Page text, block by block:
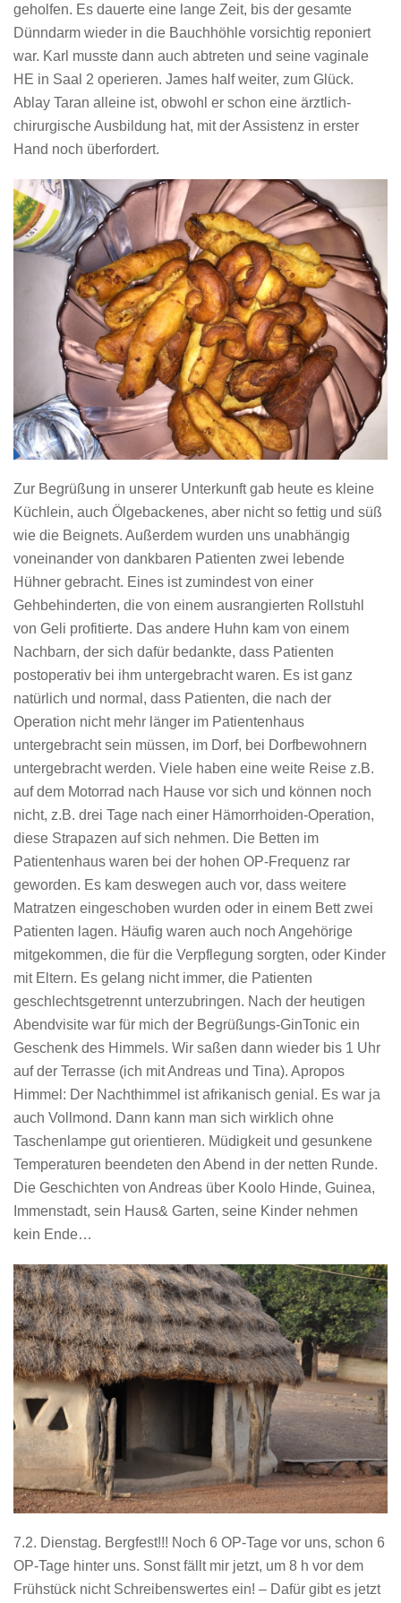
geholfen. Es dauerte eine lange Zeit, bis der gesamte
Dünndarm wieder in die Bauchhöhle vorsichtig reponiert
war. Karl musste dann auch abtreten und seine vaginale
HE in Saal 2 operieren. James half weiter, zum Glück.
Ablay Taran alleine ist, obwohl er schon eine ärztlich-
chirurgische Ausbildung hat, mit der Assistenz in erster
Hand noch überfordert.
Zur Begrüßung in unserer Unterkunft gab heute es kleine
Küchlein, auch Ölgebackenes, aber nicht so fettig und süß
wie die Beignets. Außerdem wurden uns unabhängig
voneinander von dankbaren Patienten zwei lebende
Hühner gebracht. Eines ist zumindest von einer
Gehbehinderten, die von einem ausrangierten Rollstuhl
von Geli profitierte. Das andere Huhn kam von einem
Nachbarn, der sich dafür bedankte, dass Patienten
postoperativ bei ihm untergebracht waren. Es ist ganz
natürlich und normal, dass Patienten, die nach der
Operation nicht mehr länger im Patientenhaus
untergebracht sein müssen, im Dorf, bei Dorfbewohnern
untergebracht werden. Viele haben eine weite Reise z.B.
auf dem Motorrad nach Hause vor sich und können noch
nicht, z.B. drei Tage nach einer Hämorrhoiden-Operation,
diese Strapazen auf sich nehmen. Die Betten im
Patientenhaus waren bei der hohen OP-Frequenz rar
geworden. Es kam deswegen auch vor, dass weitere
Matratzen eingeschoben wurden oder in einem Bett zwei
Patienten lagen. Häufig waren auch noch Angehörige
mitgekommen, die für die Verpflegung sorgten, oder Kinder
mit Eltern. Es gelang nicht immer, die Patienten
geschlechtsgetrennt unterzubringen. Nach der heutigen
Abendvisite war für mich der Begrüßungs-GinTonic ein
Geschenk des Himmels. Wir saßen dann wieder bis 1 Uhr
auf der Terrasse (ich mit Andreas und Tina). Apropos
Himmel: Der Nachthimmel ist afrikanisch genial. Es war ja
auch Vollmond. Dann kann man sich wirklich ohne
Taschenlampe gut orientieren. Müdigkeit und gesunkene
Temperaturen beendeten den Abend in der netten Runde.
Die Geschichten von Andreas über Koolo Hinde, Guinea,
Immenstadt, sein Haus& Garten, seine Kinder nehmen
kein Ende…
7.2. Dienstag. Bergfest!!! Noch 6 OP-Tage vor uns, schon 6
OP-Tage hinter uns. Sonst fällt mir jetzt, um 8 h vor dem
Frühstück nicht Schreibenswertes ein! – Dafür gibt es jetzt